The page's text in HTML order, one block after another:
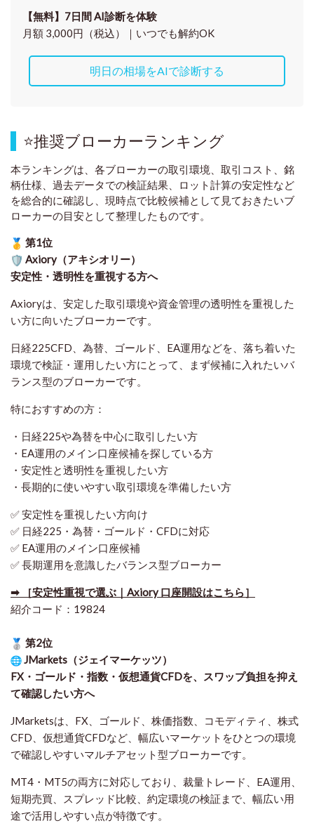
【無料】7日間 AI診断を体験
月額 3,000円（税込）｜いつでも解約OK
明日の相場をAIで診断する
⭐推奨ブローカーランキング
本ランキングは、各ブローカーの取引環境、取引コスト、銘
柄仕様、過去データでの検証結果、ロット計算の安定性など
を総合的に確認し、現時点で比較候補として見ておきたいブ
ローカーの目安として整理したものです。
第1位
Axiory（アキシオリー）
安定性・透明性を重視する方へ
Axioryは、安定した取引環境や資金管理の透明性を重視した
い方に向いたブローカーです。
日経225CFD、為替、ゴールド、EA運用などを、落ち着いた
環境で検証・運用したい方にとって、まず候補に入れたいバ
ランス型のブローカーです。
特におすすめの方：
・日経225や為替を中心に取引したい方
・EA運用のメイン口座候補を探している方
・安定性と透明性を重視したい方
・長期的に使いやすい取引環境を準備したい方
✅ 安定性を重視したい方向け
✅ 日経225・為替・ゴールド・CFDに対応
✅ EA運用のメイン口座候補
✅ 長期運用を意識したバランス型ブローカー
➡ ［安定性重視で選ぶ｜Axiory 口座開設はこちら］
紹介コード：19824
第2位
JMarkets（ジェイマーケッツ）
FX・ゴールド・指数・仮想通貨CFDを、スワップ負担を抑え
て確認したい方へ
JMarketsは、FX、ゴールド、株価指数、コモディティ、株式
CFD、仮想通貨CFDなど、幅広いマーケットをひとつの環境
で確認しやすいマルチアセット型ブローカーです。
MT4・MT5の両方に対応しており、裁量トレード、EA運用、
短期売買、スプレッド比較、約定環境の検証まで、幅広い用
途で活用しやすい点が特徴です。